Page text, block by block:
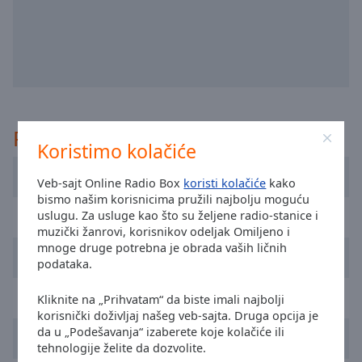
Koristimo kolačiće
Veb-sajt Online Radio Box koristi kolačiće kako
bismo našim korisnicima pružili najbolju moguću
uslugu. Za usluge kao što su željene radio-stanice i
muzički žanrovi, korisnikov odeljak Omiljeno i
mnoge druge potrebna je obrada vaših ličnih
podataka.
Kliknite na „Prihvatam“ da biste imali najbolji
korisnički doživljaj našeg veb-sajta. Druga opcija je
da u „Podešavanja“ izaberete koje kolačiće ili
tehnologije želite da dozvolite.
Fullscreen
This
modal
window.
Beginning
window.
Escape
Preporučeno
Sky Radio
NPO Radio 2
192 Radio
SLAM!
Q Music